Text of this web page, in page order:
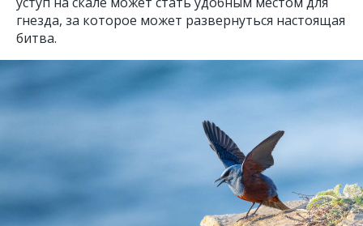
гнезда, за которое может развернуться настоящая
битва.